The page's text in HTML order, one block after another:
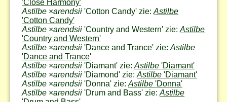
'Close Harmony'
Astilbe ×arendsii 'Cotton Candy' zie: Astilbe
'Cotton Candy'
Astilbe ×arendsii 'Country and Western' zie: Astilbe
'Country and Western'
Astilbe ×arendsii 'Dance and Trance' zie: Astilbe
'Dance and Trance'
Astilbe ×arendsii 'Diamant' zie: Astilbe 'Diamant'
Astilbe ×arendsii 'Diamond' zie: Astilbe 'Diamant'
Astilbe ×arendsii 'Donna' zie: Astilbe 'Donna'
Astilbe ×arendsii 'Drum and Bass' zie: Astilbe